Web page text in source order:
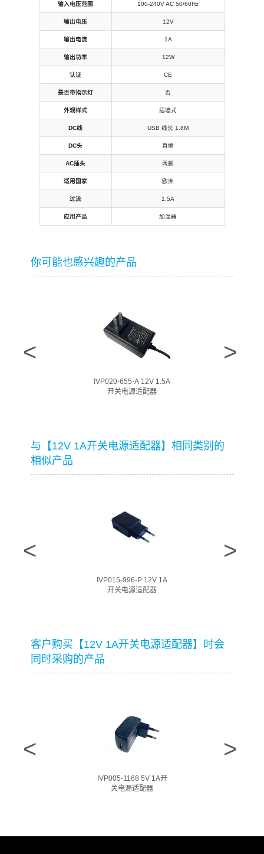
输入电压范围 100-240V AC 50/60Hz
输出电压 12V
输出电流 1A
输出功率 12W
认证 CE
是否带指示灯 否
外观样式 插墙式
DC线 USB 线长 1.8M
DC头 直插
AC插头 两脚
适用国家 欧洲
过流 1.5A
应用产品 加湿器
你可能也感兴趣的产品
IVP020-655-A 12V 1.5A
开关电源适配器
与【12V 1A开关电源适配器】相同类别的
相似产品
IVP015-996-P 12V 1A
开关电源适配器
客户购买【12V 1A开关电源适配器】时会
同时采购的产品
IVP005-1168 5V 1A开
关电源适配器